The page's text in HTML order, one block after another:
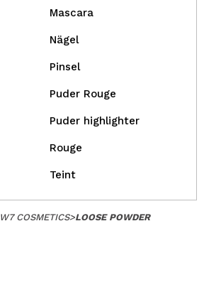
Mascara
Nägel
Pinsel
Puder Rouge
Puder highlighter
Rouge
Teint
W7 COSMETICS>LOOSE POWDER